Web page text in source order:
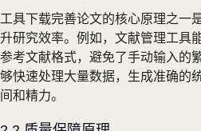
工具下载完善论文的核心原理之一
升研究效率。例如，文献管理工具
参考文献格式，避免了手动输入的
够快速处理大量数据，生成准确的
间和精力。